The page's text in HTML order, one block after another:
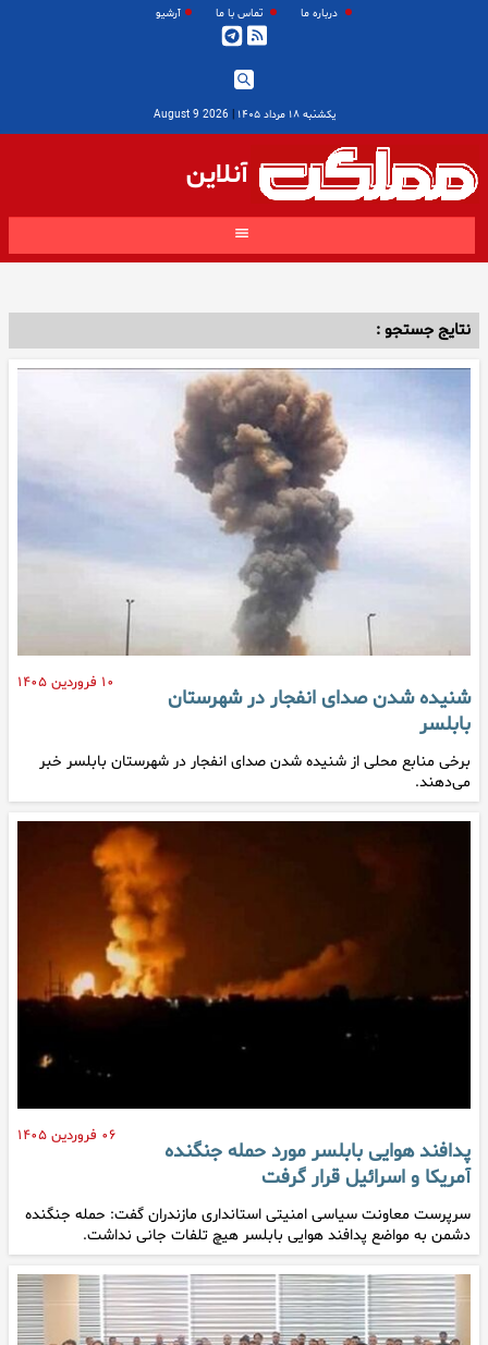
درباره ما تماس با ما آرشیو
یکشنبه ۱۸ مرداد ۱۴۰۵ |
2026 August 9
آنلاین
نتایج جستجو :
۱۰ فروردین ۱۴۰۵
شنیده شدن صدای انفجار در شهرستان
بابلسر
برخی منابع محلی از شنیده شدن صدای انفجار در شهرستان بابلسر خبر
می‌دهند.
۰۶ فروردین ۱۴۰۵
پدافند هوایی بابلسر مورد حمله جنگنده
آمریکا و اسرائیل قرار گرفت
سرپرست معاونت سیاسی امنیتی استانداری مازندران گفت: حمله جنگنده‌
دشمن به مواضع پدافند هوایی بابلسر هیچ تلفات جانی نداشت.